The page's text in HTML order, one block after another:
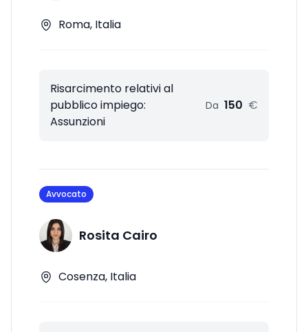
Roma, Italia
Risarcimento relativi al
pubblico impiego:
Assunzioni
Da 150 €
Avvocato
Rosita Cairo
Cosenza, Italia